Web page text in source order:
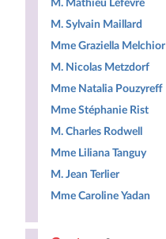
M. Mathieu Lefèvre
M. Sylvain Maillard
Mme Graziella Melchior
M. Nicolas Metzdorf
Mme Natalia Pouzyreff
Mme Stéphanie Rist
M. Charles Rodwell
Mme Liliana Tanguy
M. Jean Terlier
Mme Caroline Yadan